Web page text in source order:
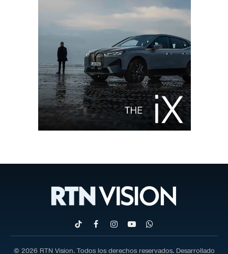
TikTokFacebookInstagram
YouTubeWhatsApp
© 2026 RTN Vision. Todos los derechos reservados. Desarrollado